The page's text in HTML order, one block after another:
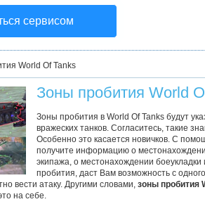
сервисом
World Of Tanks
Зоны пробития World
Зоны пробития в World Of Tanks будут
вражеских танков. Согласитесь, такие
Особенно это касается новичков. С
получите информацию о
экипажа, о местонахождении
пробития, даст Вам возможность с
вести атаку. Другими словами, зоны пробития
на себе.